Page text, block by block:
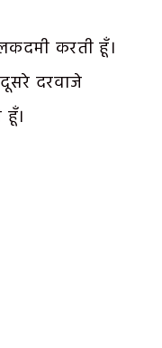
करती हूँ।
दरवाजे